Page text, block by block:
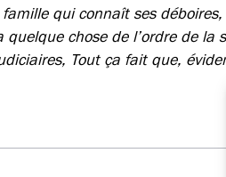
qui connaît ses
chose de l’ordre de la
Tout ça fait que,